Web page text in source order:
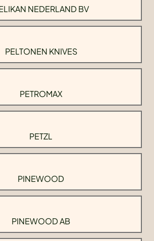
NEDERLAND BV
PELTONEN KNIVES
PETROMAX
PETZL
PINEWOOD
PINEWOOD AB